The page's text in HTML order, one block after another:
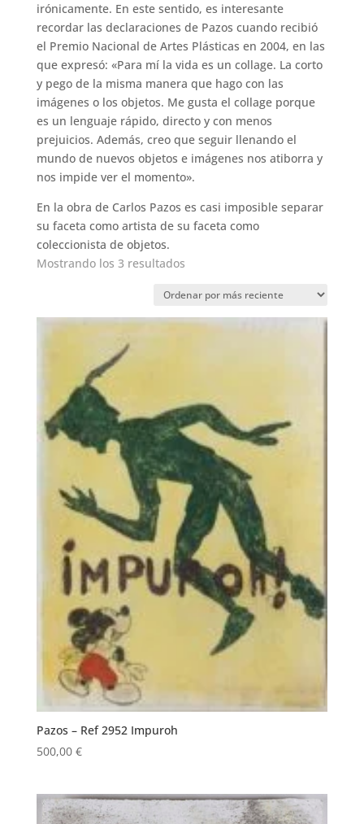
irónicamente. En este sentido, es interesante
recordar las declaraciones de Pazos cuando recibió
el Premio Nacional de Artes Plásticas en 2004, en las
que expresó: «Para mí la vida es un collage. La corto
y pego de la misma manera que hago con las
imágenes o los objetos. Me gusta el collage porque
es un lenguaje rápido, directo y con menos
prejuicios. Además, creo que seguir llenando el
mundo de nuevos objetos e imágenes nos atiborra y
nos impide ver el momento».
En la obra de Carlos Pazos es casi imposible separar
su faceta como artista de su faceta como
coleccionista de objetos.
Mostrando los 3 resultadosOrdenado
los
últimos
Pazos – Ref 2952 Impuroh
500,00 €